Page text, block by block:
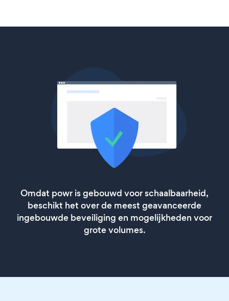
Omdat powr is gebouwd voor schaalbaarheid,
beschikt het over de meest geavanceerde
ingebouwde beveiliging en mogelijkheden voor
grote volumes.